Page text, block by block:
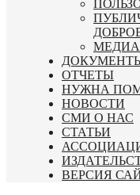
ОТЧЕТЫ
НУЖНА
НОВОСТИ
СМИ О НАС
СТАТЬИ
ВЕРСИЯ